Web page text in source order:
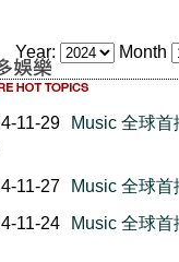
Year: Month
11-29
Music 全球
11-27
Music 全球
11-24
Music 全球